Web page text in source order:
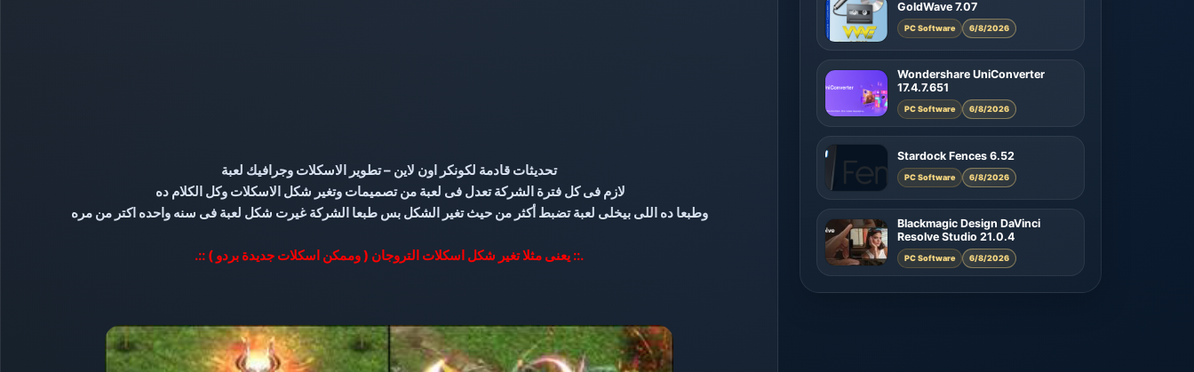
تحديثات قادمة لكونكر اون لاين – تطوير الاسكلات وجرافيك لعبة
لازم فى كل فترة الشركة تعدل فى لعبة من تصميمات وتغير شكل الاسكلات وكل الكلام ده
وطبعا ده اللى بيخلى لعبة تضبط أكثر من حيث تغير الشكل بس طبعا الشركة غيرت شكل لعبة فى سنه واحده اكتر من مره
.:: يعنى مثلا تغير شكل اسكلات التروجان ( وممكن اسكلات جديدة بردو ) ::.
GoldWave 7.07
PC Software 6/8/2026
Wondershare UniConverter
17.4.7.651
PC Software 6/8/2026
Stardock Fences 6.52
PC Software 6/8/2026
Blackmagic Design DaVinci
Resolve Studio 21.0.4
PC Software 6/8/2026